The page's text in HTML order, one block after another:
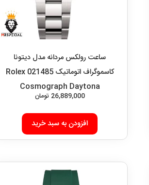
ساعت رولکس مردانه مدل دیتونا
کاسموگراف اتوماتیک 021485 Rolex
Cosmograph Daytona
26,889,000 تومان
افزودن به سبد خرید